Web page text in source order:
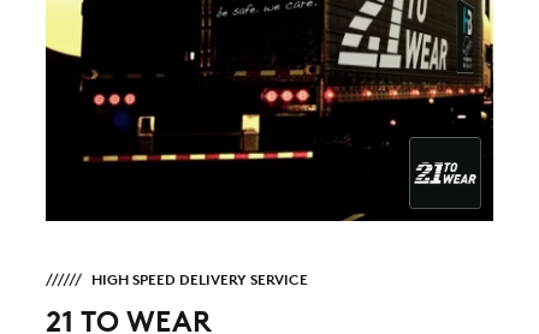
HIGH SPEED DELIVERY SERVICE
21 TO WEAR